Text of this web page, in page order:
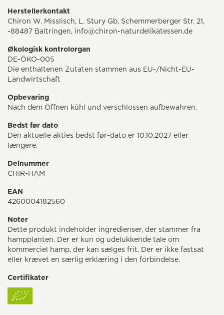
Herstellerkontakt
Chiron W. Misslisch, L. Stury Gb, Schemmerberger Str. 21,
-88487 Baltringen, info@chiron-naturdelikatessen.de
Økologisk kontrolorgan
DE-ÖKO-005
Die enthaltenen Zutaten stammen aus EU-/Nicht-EU-
Landwirtschaft
Opbevaring
Nach dem Öffnen kühl und verschlossen aufbewahren.
Bedst før dato
Den aktuelle akties bedst før-dato er 10.10.2027 eller
længere.
Delnummer
CHIR-HAM
EAN
4260004182560
Noter
Dette produkt indeholder ingredienser, der stammer fra
hampplanten. Der er kun og udelukkende tale om
kommerciel hamp, der kan sælges frit. Der er ikke fastsat
eller krævet en særlig erklæring i den forbindelse.
Certifikater